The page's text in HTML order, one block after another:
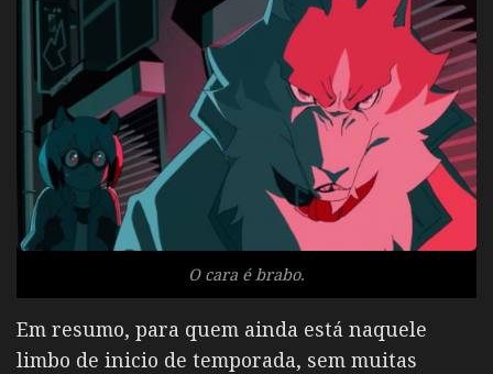
O cara é brabo.
Em resumo, para quem ainda está naquele
limbo de inicio de temporada, sem muitas